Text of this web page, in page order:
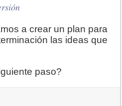
a crear un plan para
las ideas que
paso?